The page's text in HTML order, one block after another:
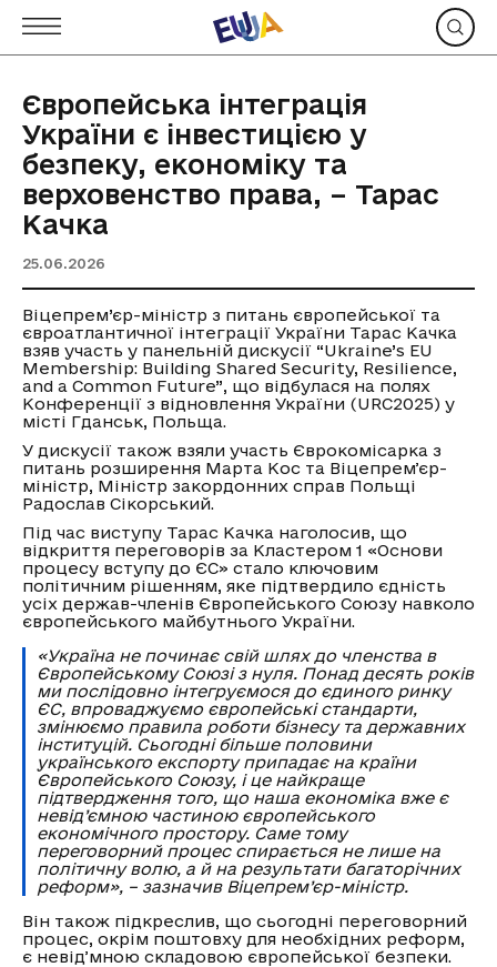
Європейська інтеграція
України є інвестицією у
безпеку, економіку та
верховенство права, – Тарас
Качка
25.06.2026
Віцепрем’єр-міністр з питань європейської та
євроатлантичної інтеграції України Тарас Качка
взяв участь у панельній дискусії “Ukraine’s EU
Membership: Building Shared Security, Resilience,
and a Common Future”, що відбулася на полях
Конференції з відновлення України (URC2025) у
місті Гданськ, Польща.
У дискусії також взяли участь Єврокомісарка з
питань розширення Марта Кос та Віцепремʼєр-
міністр, Міністр закордонних справ Польщі
Радослав Сікорський.
Під час виступу Тарас Качка наголосив, що
відкриття переговорів за Кластером 1 «Основи
процесу вступу до ЄС» стало ключовим
політичним рішенням, яке підтвердило єдність
усіх держав-членів Європейського Союзу навколо
європейського майбутнього України.
«Україна не починає свій шлях до членства в
Європейському Союзі з нуля. Понад десять років
ми послідовно інтегруємося до єдиного ринку
ЄС, впроваджуємо європейські стандарти,
змінюємо правила роботи бізнесу та державних
інституцій. Сьогодні більше половини
українського експорту припадає на країни
Європейського Союзу, і це найкраще
підтвердження того, що наша економіка вже є
невід’ємною частиною європейського
економічного простору. Саме тому
переговорний процес спирається не лише на
політичну волю, а й на результати багаторічних
реформ», – зазначив Віцепрем’єр-міністр.
Він також підкреслив, що сьогодні переговорний
процес, окрім поштовху для необхідних реформ,
є невідʼмною складовою європейської безпеки.